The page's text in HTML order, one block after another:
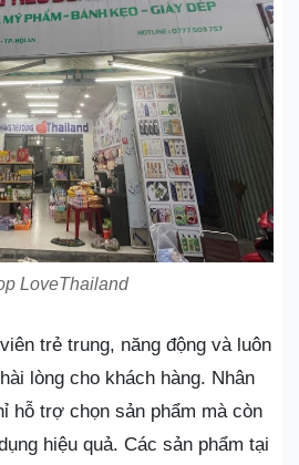
LoveThailand
trẻ trung, năng động và luôn
lòng cho khách hàng. Nhân
hỗ trợ chọn sản phẩm mà còn
hiệu quả. Các sản phẩm tại